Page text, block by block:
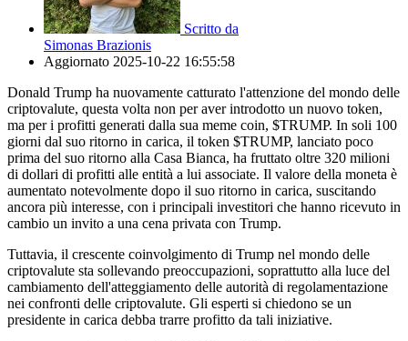
Scritto da
Simonas Brazionis
Aggiornato 2025-10-22 16:55:58
Donald Trump ha nuovamente catturato l'attenzione del mondo delle
criptovalute, questa volta non per aver introdotto un nuovo token,
ma per i profitti generati dalla sua meme coin, $TRUMP. In soli 100
giorni dal suo ritorno in carica, il token $TRUMP, lanciato poco
prima del suo ritorno alla Casa Bianca, ha fruttato oltre 320 milioni
di dollari di profitti alle entità a lui associate. Il valore della moneta è
aumentato notevolmente dopo il suo ritorno in carica, suscitando
ancora più interesse, con i principali investitori che hanno ricevuto in
cambio un invito a una cena privata con Trump.
Tuttavia, il crescente coinvolgimento di Trump nel mondo delle
criptovalute sta sollevando preoccupazioni, soprattutto alla luce del
cambiamento dell'atteggiamento delle autorità di regolamentazione
nei confronti delle criptovalute. Gli esperti si chiedono se un
presidente in carica debba trarre profitto da tali iniziative.